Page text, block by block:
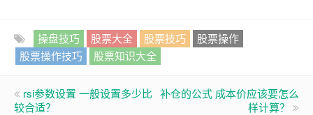
操盘技巧 股票大全 股票技巧
股票操作
股票操作技巧
股票知识大全
rsi参数设置 一般设置多少比
较合适？
补仓的公式 成本价应该要怎么
样计算？